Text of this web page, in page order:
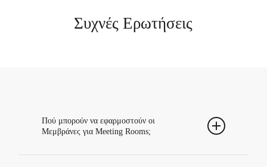
Συχνές Ερωτήσεις
Πού μπορούν να εφαρμοστούν οι
Μεμβράνες για Meeting Rooms;